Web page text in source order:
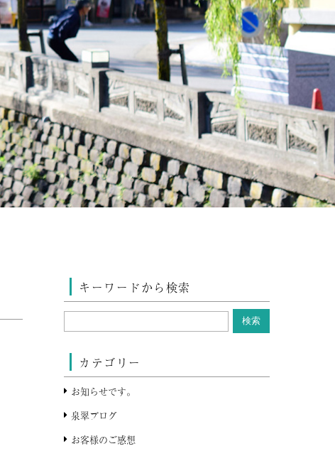
キーワードから検索
カテゴリー
お知らせです。
泉翠ブログ
お客様のご感想